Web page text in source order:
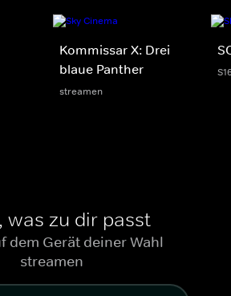
Kommissar X: Drei
blaue Panther
streamen
was zu dir passt
dem Gerät deiner Wahl
streamen